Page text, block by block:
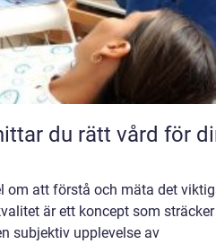
du rätt vård för
om att förstå och mäta det
är ett koncept som
subjektiv upplevelse av